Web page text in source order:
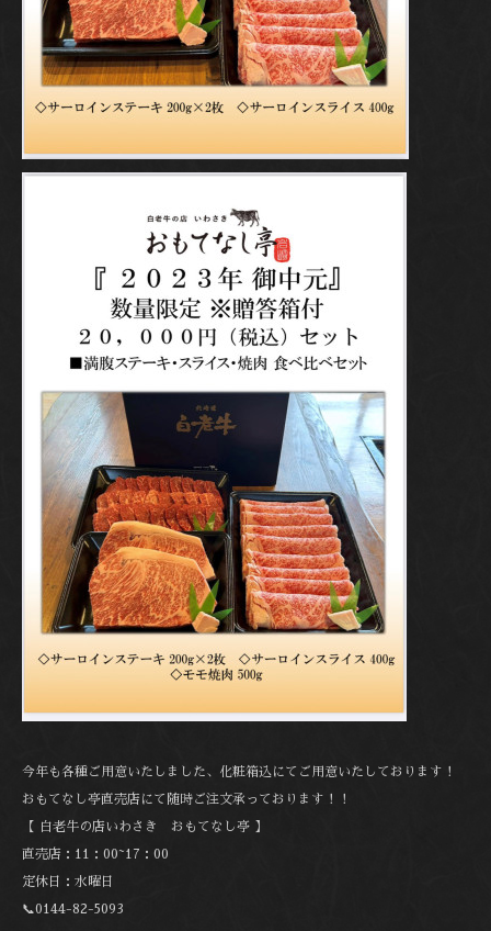
今年も各種ご用意いたしました、化粧箱込にてご用意いたしております！
おもてなし亭直売店にて随時ご注文承っております！！
【 白老牛の店いわさき おもてなし亭 】
直売店：11：00~17：00
定休日：水曜日
📞0144-82-5093